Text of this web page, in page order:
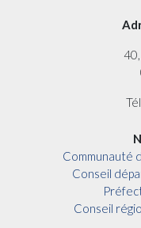
Communauté
Conseil
Conseil